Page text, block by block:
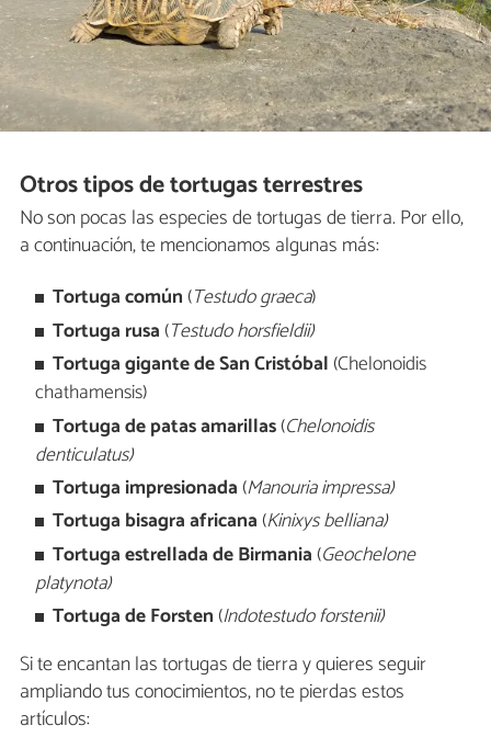
Otros tipos de tortugas terrestres
No son pocas las especies de tortugas de tierra. Por ello,
a continuación, te mencionamos algunas más:
Tortuga común (Testudo graeca)
Tortuga rusa (Testudo horsfieldii)
Tortuga gigante de San Cristóbal (Chelonoidis
chathamensis)
Tortuga de patas amarillas(Chelonoidis
denticulatus)
Tortuga impresionada (Manouria impressa)
Tortuga bisagra africana (Kinixys belliana)
Tortuga estrellada de Birmania (Geochelone
platynota)
Tortuga de Forsten (Indotestudo forstenii)
Si te encantan las tortugas de tierra y quieres seguir
ampliando tus conocimientos, no te pierdas estos
artículos: